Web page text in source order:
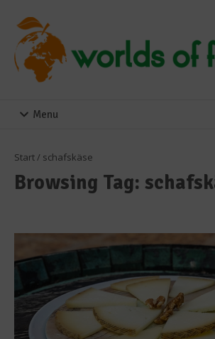
Menu
Start/ schafskäse
Browsing Tag: